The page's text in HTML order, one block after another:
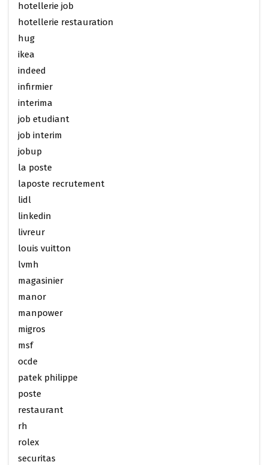
hotellerie job
hotellerie restauration
hug
ikea
indeed
infirmier
interima
job etudiant
job interim
jobup
la poste
laposte recrutement
lidl
linkedin
livreur
louis vuitton
lvmh
magasinier
manor
manpower
migros
msf
ocde
patek philippe
poste
restaurant
rh
rolex
securitas